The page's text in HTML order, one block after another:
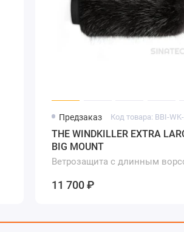
Предзаказ Код товара: BBI-
THE WINDKILLER EXTRA
BIG MOUNT
Ветрозащита с длинным
11 700 ₽